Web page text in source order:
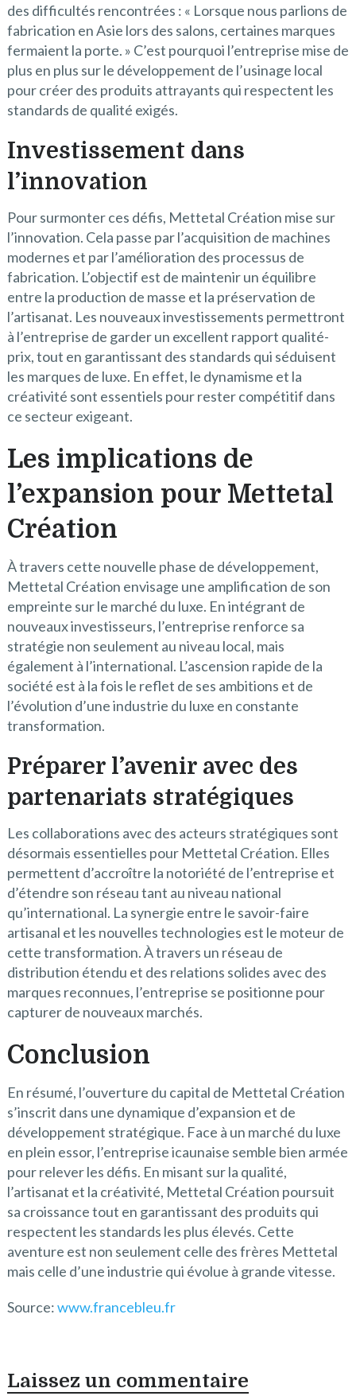
des difficultés rencontrées : « Lorsque nous parlions de
fabrication en Asie lors des salons, certaines marques
fermaient la porte. » C’est pourquoi l’entreprise mise de
plus en plus sur le développement de l’usinage local
pour créer des produits attrayants qui respectent les
standards de qualité exigés.
Investissement dans
l’innovation
Pour surmonter ces défis, Mettetal Création mise sur
l’innovation. Cela passe par l’acquisition de machines
modernes et par l’amélioration des processus de
fabrication. L’objectif est de maintenir un équilibre
entre la production de masse et la préservation de
l’artisanat. Les nouveaux investissements permettront
à l’entreprise de garder un excellent rapport qualité-
prix, tout en garantissant des standards qui séduisent
les marques de luxe. En effet, le dynamisme et la
créativité sont essentiels pour rester compétitif dans
ce secteur exigeant.
Les implications de
l’expansion pour Mettetal
Création
À travers cette nouvelle phase de développement,
Mettetal Création envisage une amplification de son
empreinte sur le marché du luxe. En intégrant de
nouveaux investisseurs, l’entreprise renforce sa
stratégie non seulement au niveau local, mais
également à l’international. L’ascension rapide de la
société est à la fois le reflet de ses ambitions et de
l’évolution d’une industrie du luxe en constante
transformation.
Préparer l’avenir avec des
partenariats stratégiques
Les collaborations avec des acteurs stratégiques sont
désormais essentielles pour Mettetal Création. Elles
permettent d’accroître la notoriété de l’entreprise et
d’étendre son réseau tant au niveau national
qu’international. La synergie entre le savoir-faire
artisanal et les nouvelles technologies est le moteur de
cette transformation. À travers un réseau de
distribution étendu et des relations solides avec des
marques reconnues, l’entreprise se positionne pour
capturer de nouveaux marchés.
Conclusion
En résumé, l’ouverture du capital de Mettetal Création
s’inscrit dans une dynamique d’expansion et de
développement stratégique. Face à un marché du luxe
en plein essor, l’entreprise icaunaise semble bien armée
pour relever les défis. En misant sur la qualité,
l’artisanat et la créativité, Mettetal Création poursuit
sa croissance tout en garantissant des produits qui
respectent les standards les plus élevés. Cette
aventure est non seulement celle des frères Mettetal
mais celle d’une industrie qui évolue à grande vitesse.
Source:www.francebleu.fr
Laissez un commentaire